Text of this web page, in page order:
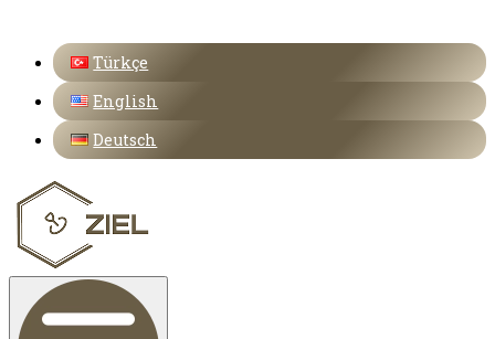
Türkçe
English
Deutsch